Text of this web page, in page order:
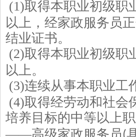
(1)取得本职业初级职
以上，经家政服务员
结业证书。
(2)取得本职业初级职
以上。
(3)连续从事本职业工
(4)取得经劳动和社会
培养目标的中等以上